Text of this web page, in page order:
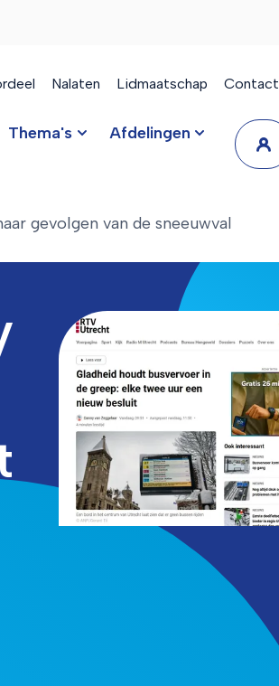
Nalaten Lidmaatschap Contact
Thema's Afdelingen
gevolgen van de sneeuwval